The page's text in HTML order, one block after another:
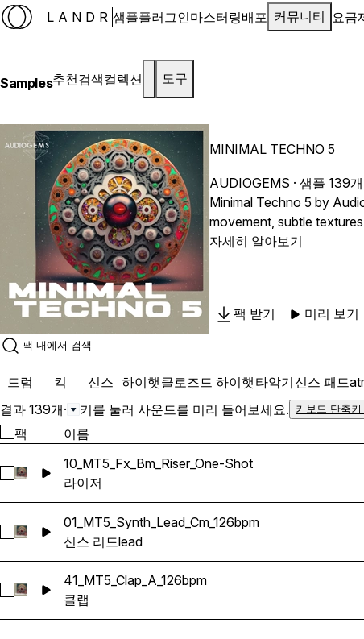
LANDR 샘플플러그인마스터링배포 커뮤니티 요금
Samples추천검색컬렉션 도구
MINIMAL TECHNO 5
AUDIOGEMS · 샘플 139개
Minimal Techno 5 by
movement, subtle
endless sound selection,
자세히 알아보기
팩 받기 미리 보기
드럼 킥 신스 하이햇 클로즈드 하이햇 타악기 신스 패드
결과 139개· 키를 눌러 사운드를 미리 들어보세요. 키보드 단축키
팩 이름
10_MT5_Fx_Bm_Riser_One-Shot 선택
10_MT5_Fx_Bm_Riser_One-Shot
라이저
01_MT5_Synth_Lead_Cm_126bpm 선택
01_MT5_Synth_Lead_Cm_126bpm
신스 리드lead
41_MT5_Clap_A_126bpm 선택
41_MT5_Clap_A_126bpm
클랩